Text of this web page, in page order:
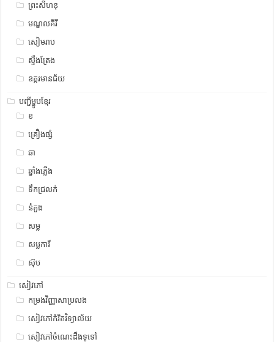
ព្រះសីហនុ
មណ្ឌលគីរី
សៀមរាប
ស្ទឹង​​ត្រែង
ឧត្ដរមានជ័យ
បញ្ជីម្ហូបខ្មែរ
ខ
គ្រឿងផ្សំ
ឆា
ឆ្នាំងភ្លើង
ទឹកជ្រលក់
នំគួង
សម្ល
សម្លការី
ស៊ុប
សៀវភៅ
កម្រងវិញ្ញាសាប្រលង
សៀវភៅកំរិតវិទ្យាល័យ
សៀវភៅចំណេះដឹងទូទៅ